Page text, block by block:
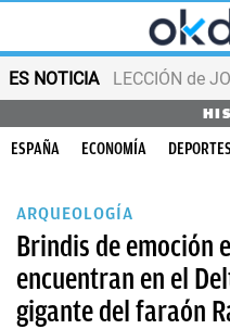
ES NOTICIA LECCIÓN de
ESPAÑA ECONOMÍA DEPORTES
ARQUEOLOGÍA
Brindis de emoción
encuentran en el
gigante del faraón